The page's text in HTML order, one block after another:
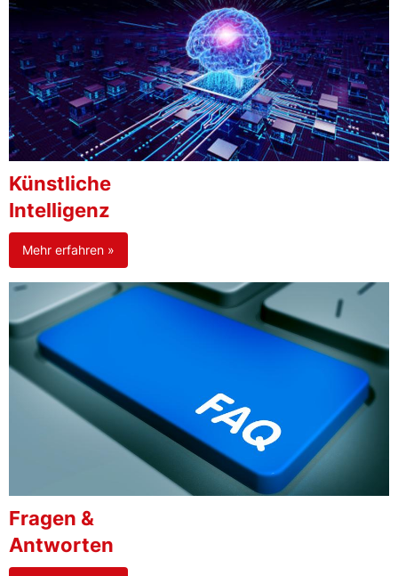
Künstliche
Intelligenz
Mehr erfahren »
Fragen &
Antworten